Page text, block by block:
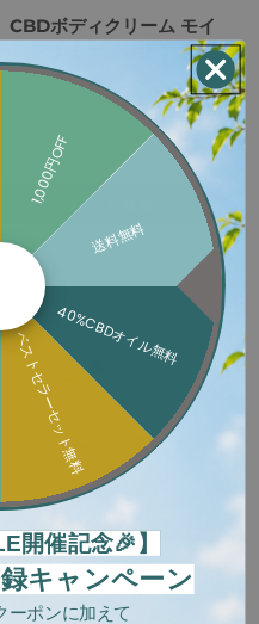
CBDボディクリーム モイ
スチャーインテンス
¥4,250
¥5,000
詳しく見る
カートに追加
CBDカレンデュラクリーム
1,000円OFF
送料無料
40%CBDオイル無料
ベストセラーセット無料
開催記念🎉】
キャンペーン
ーポンに加えて